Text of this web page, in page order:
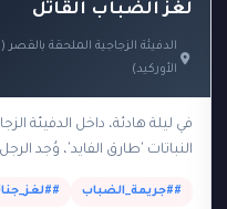
لغز الضباب القاتل
الدفيئة الزجاجية الملحقة بالقصر
الأوركيد)
في ليلة هادئة، داخل الدفيئة
النباتات 'طارق الفايد'، وُجد
##جريمة_الضباب